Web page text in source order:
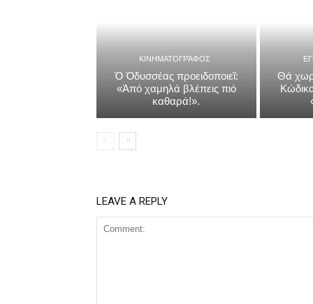
ΚΙΝΗΜΑΤΟΓΡΆΦΟΣ
Ὁ Ὀδυσσέας προειδοποιεῖ:
«Ἀπό χαμηλά βλέπεις πιό
καθαρά!».
Θά
LEAVE A REPLY